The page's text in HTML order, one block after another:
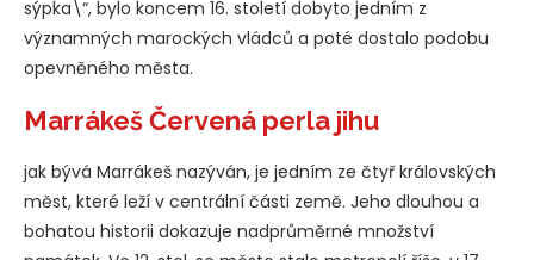
sýpka\“, bylo koncem 16. století dobyto jedním z
významných marockých vládců a poté dostalo podobu
opevněného města.
Marrákeš Červená perla jihu
jak bývá Marrákeš nazýván, je jedním ze čtyř královských
měst, které leží v centrální části země. Jeho dlouhou a
bohatou historii dokazuje nadprůměrné množství